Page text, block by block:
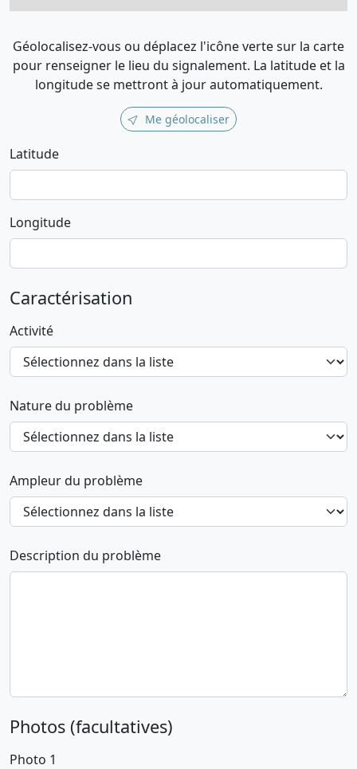
Géolocalisez-vous ou déplacez l'icône verte sur la carte
pour renseigner le lieu du signalement. La latitude et la
longitude se mettront à jour automatiquement.
Me géolocaliser
Latitude
Longitude
Caractérisation
Activité
Nature du problème
Ampleur du problème
Description du problème
Photos (facultatives)
Photo 1